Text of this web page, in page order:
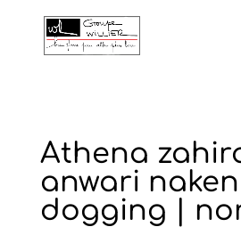
Athena
anwari
dogging |